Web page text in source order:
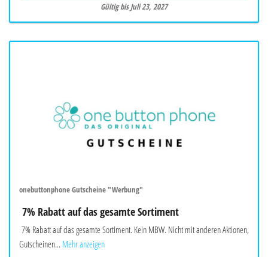
Gültig bis Juli 23, 2027
onebuttonphone Gutscheine "Werbung"
7% Rabatt auf das gesamte Sortiment
7% Rabatt auf das gesamte Sortiment. Kein MBW. Nicht mit anderen Aktionen,
Gutscheinen... Mehr anzeigen